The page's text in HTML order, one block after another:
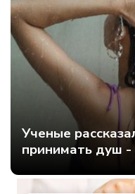
Ученые
принимать душ -